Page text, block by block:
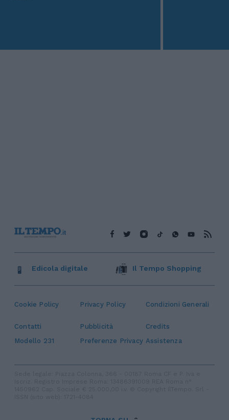
Cookie Policy Privacy Policy Condizioni Generali
Contatti Pubblicità
Credits
Modello 231
Preferenze Privacy Assistenza
Edicola digitale Il Tempo Shopping